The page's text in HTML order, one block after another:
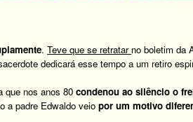
. Teve que se retratar no boletim da
dedicará esse tempo a um retiro
que nos anos 80 condenou ao silêncio o
a padre Edwaldo veio por um motivo